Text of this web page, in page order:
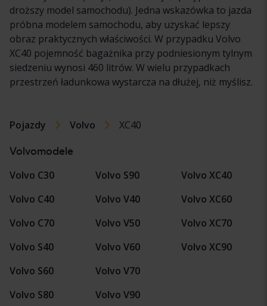
droższy model samochodu). Jedna wskazówka to jazda
próbna modelem samochodu, aby uzyskać lepszy
obraz praktycznych właściwości. W przypadku Volvo
XC40 pojemność bagażnika przy podniesionym tylnym
siedzeniu wynosi 460 litrów. W wielu przypadkach
przestrzeń ładunkowa wystarcza na dłużej, niż myślisz.
Pojazdy Volvo XC40
Volvomodele
Volvo C30
Volvo C40
Volvo C70
Volvo S40
Volvo S60
Volvo S80
Volvo S90
Volvo V40
Volvo V50
Volvo V60
Volvo V70
Volvo V90
Volvo XC40
Volvo XC60
Volvo XC70
Volvo XC90